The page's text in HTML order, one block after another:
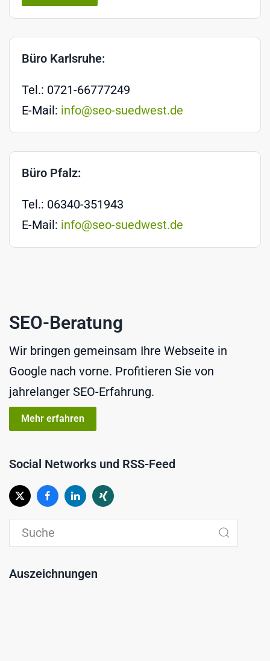
Büro Karlsruhe:
Tel.: 0721-66777249
E-Mail: info@seo-suedwest.de
Büro Pfalz:
Tel.: 06340-351943
E-Mail: info@seo-suedwest.de
SEO-Beratung
Wir bringen gemeinsam Ihre Webseite in
Google nach vorne. Profitieren Sie von
jahrelanger SEO-Erfahrung.
Mehr erfahren
Social Networks und RSS-Feed
Auszeichnungen